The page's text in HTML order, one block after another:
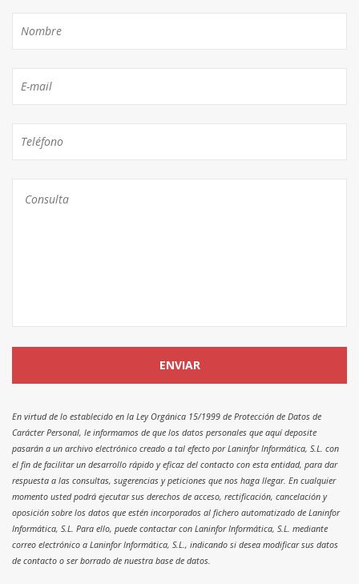
En virtud de lo establecido en la Ley Orgánica 15/1999 de Protección de Datos de
Carácter Personal, le informamos de que los datos personales que aquí deposite
pasarán a un archivo electrónico creado a tal efecto por Laninfor Informática, S.L. con
el fin de facilitar un desarrollo rápido y eficaz del contacto con esta entidad, para dar
respuesta a las consultas, sugerencias y peticiones que nos haga llegar. En cualquier
momento usted podrá ejecutar sus derechos de acceso, rectificación, cancelación y
oposición sobre los datos que estén incorporados al fichero automatizado de Laninfor
Informática, S.L. Para ello, puede contactar con Laninfor Informática, S.L. mediante
correo electrónico a Laninfor Informática, S.L., indicando si desea modificar sus datos
de contacto o ser borrado de nuestra base de datos.